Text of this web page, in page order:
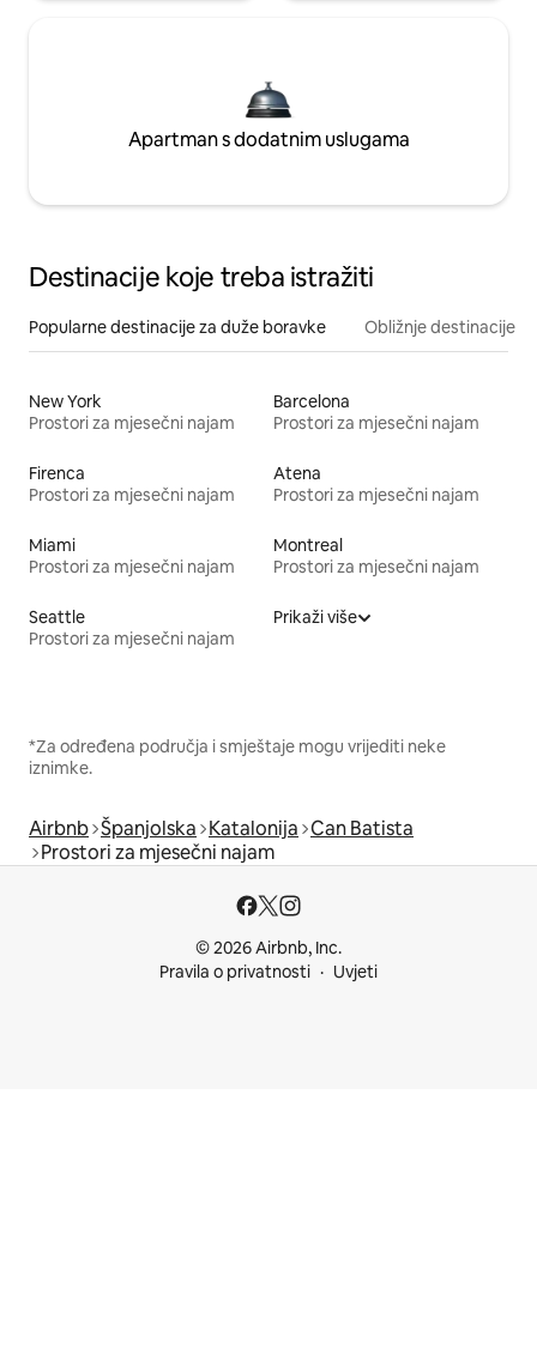
Apartman s dodatnim uslugama
Destinacije koje treba istražiti
Popularne destinacije za duže boravke Obližnje destinacije
New York
Prostori za mjesečni najam
Barcelona
Prostori za mjesečni najam
Firenca
Prostori za mjesečni najam
Atena
Prostori za mjesečni najam
Miami
Prostori za mjesečni najam
Montreal
Prostori za mjesečni najam
Seattle
Prostori za mjesečni najam
Prikaži više
*Za određena područja i smještaje mogu vrijediti neke
iznimke.
Airbnb Španjolska Katalonija Can Batista
Prostori za mjesečni najam
© 2026 Airbnb, Inc.
Pravila o privatnosti
Uvjeti